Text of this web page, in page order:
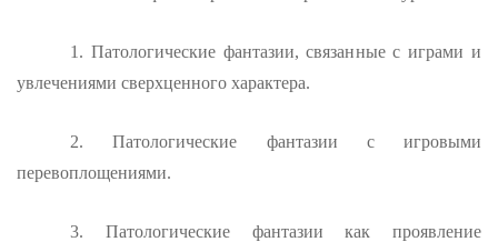
1. Патологические фантазии, связанные с играми и
увлечениями сверхценного характера.
2. Патологические фантазии с игровыми
перевоплощениями.
3. Патологические фантазии как проявление